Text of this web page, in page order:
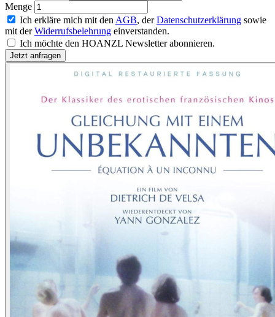
Menge
Ich erkläre mich mit den AGB, derDatenschutzerklärung sowie
mit derWiderrufsbelehrung einverstanden.
Ich möchte den HOANZL Newsletter abonnieren.